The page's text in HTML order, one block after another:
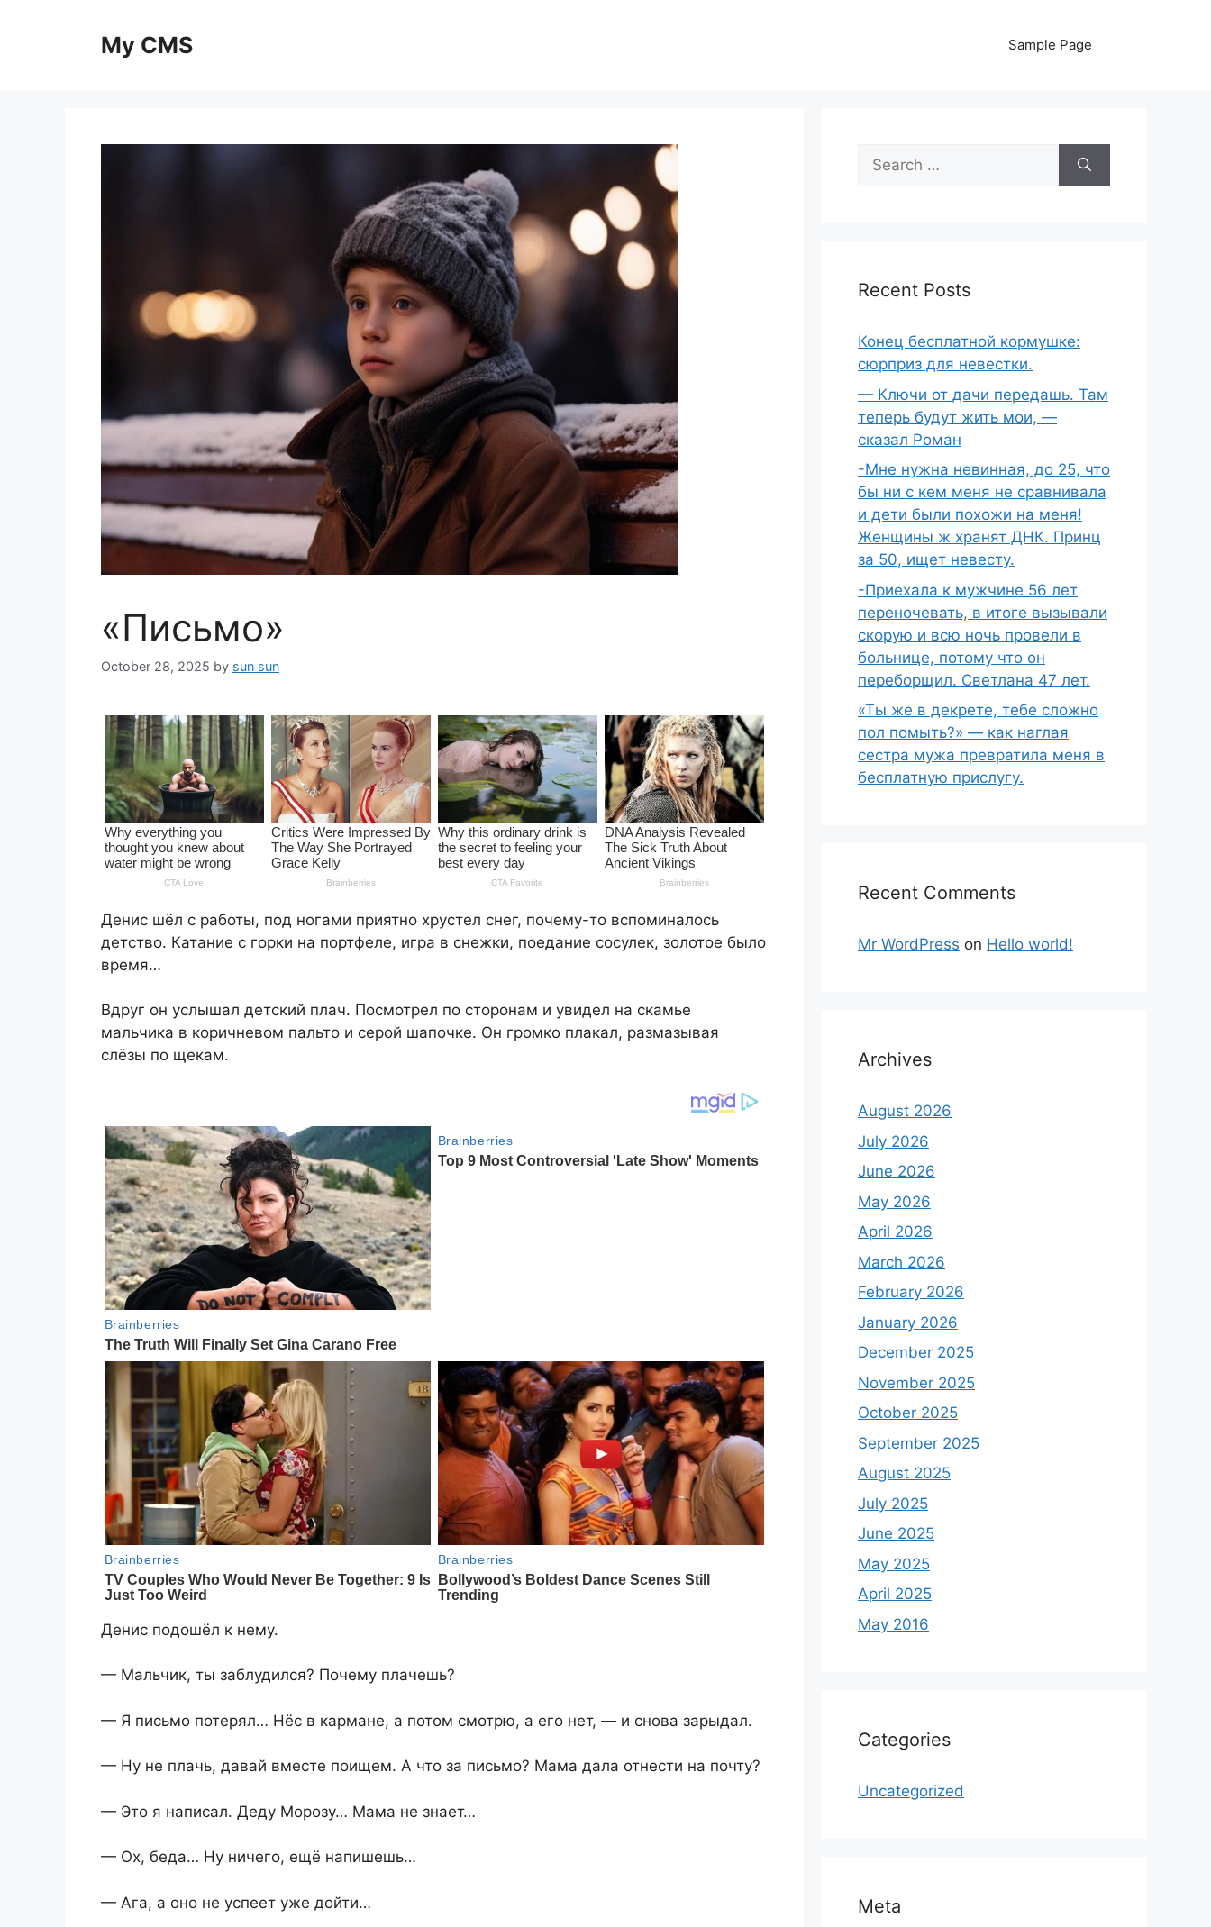
My CMS Sample Page
«Письмо»
October 28, 2025 by sun sun
Денис шёл с работы, под ногами приятно хрустел снег, почему-то вспоминалось
детство. Катание с горки на портфеле, игра в снежки, поедание сосулек, золотое было
время…
Вдруг он услышал детский плач. Посмотрел по сторонам и увидел на скамье
мальчика в коричневом пальто и серой шапочке. Он громко плакал, размазывая
слёзы по щекам.
Денис подошёл к нему.
— Мальчик, ты заблудился? Почему плачешь?
— Я письмо потерял… Нёс в кармане, а потом смотрю, а его нет, — и снова зарыдал.
— Ну не плачь, давай вместе поищем. А что за письмо? Мама дала отнести на почту?
— Это я написал. Деду Морозу… Мама не знает…
— Ох, беда… Ну ничего, ещё напишешь…
— Ага, а оно не успеет уже дойти…
Search
for:
Recent Posts
Конец бесплатной кормушке:
сюрприз для невестки.
— Ключи от дачи передашь. Там
теперь будут жить мои, —
сказал Роман
-Мне нужна невинная, до 25, что
бы ни с кем меня не сравнивала
и дети были похожи на меня!
Женщины ж хранят ДНК. Принц
за 50, ищет невесту.
-Приехала к мужчине 56 лет
переночевать, в итоге вызывали
скорую и всю ночь провели в
больнице, потому что он
переборщил. Светлана 47 лет.
«Ты же в декрете, тебе сложно
пол помыть?» — как наглая
сестра мужа превратила меня в
бесплатную прислугу.
Recent Comments
Mr WordPress on Hello world!
Archives
August 2026
July 2026
June 2026
May 2026
April 2026
March 2026
February 2026
January 2026
December 2025
November 2025
October 2025
September 2025
August 2025
July 2025
June 2025
May 2025
April 2025
May 2016
Categories
Uncategorized
Meta